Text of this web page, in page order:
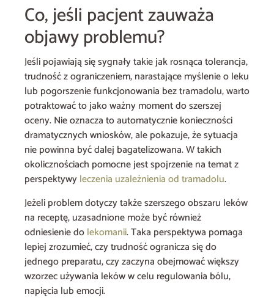
Co, jeśli pacjent zauważa
objawy problemu?
Jeśli pojawiają się sygnały takie jak rosnąca tolerancja,
trudność z ograniczeniem, narastające myślenie o leku
lub pogorszenie funkcjonowania bez tramadolu, warto
potraktować to jako ważny moment do szerszej
oceny. Nie oznacza to automatycznie konieczności
dramatycznych wniosków, ale pokazuje, że sytuacja
nie powinna być dalej bagatelizowana. W takich
okolicznościach pomocne jest spojrzenie na temat z
perspektywyleczenia uzależnienia od tramadolu.
Jeżeli problem dotyczy także szerszego obszaru leków
na receptę, uzasadnione może być również
odniesienie dolekomanii. Taka perspektywa pomaga
lepiej zrozumieć, czy trudność ogranicza się do
jednego preparatu, czy zaczyna obejmować większy
wzorzec używania leków w celu regulowania bólu,
napięcia lub emocji.